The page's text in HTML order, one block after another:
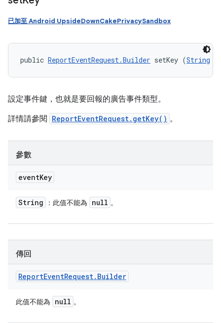
已加至 Android UpsideDownCakePrivacySandbox
public ReportEventRequest.Builder setKey (String
設定事件鍵，也就是要回報的廣告事件類型。
詳情請參閱
ReportEventRequest.getKey() 。
參數
eventKey
String ：此值不能為 null 。
傳回
ReportEventRequest. Builder
此值不能為 null 。